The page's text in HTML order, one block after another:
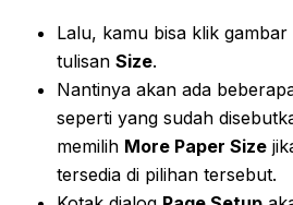
Lalu, kamu bisa klik
tulisan Size.
Nantinya akan ada
seperti yang sudah
memilih More Paper Size
tersedia di pilihan tersebut.